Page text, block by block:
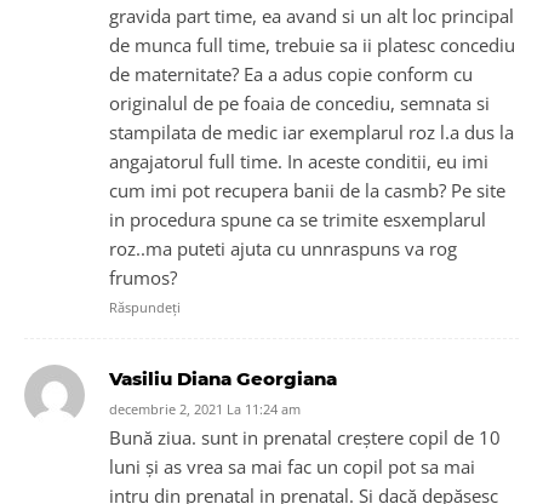
gravida part time, ea avand si un alt loc principal
de munca full time, trebuie sa ii platesc concediu
de maternitate? Ea a adus copie conform cu
originalul de pe foaia de concediu, semnata si
stampilata de medic iar exemplarul roz l.a dus la
angajatorul full time. In aceste conditii, eu imi
cum imi pot recupera banii de la casmb? Pe site
in procedura spune ca se trimite esxemplarul
roz..ma puteti ajuta cu unnraspuns va rog
frumos?
Răspundeți
Vasiliu Diana Georgiana
decembrie 2, 2021 La 11:24 am
Bună ziua. sunt in prenatal creștere copil de 10
luni și as vrea sa mai fac un copil pot sa mai
intru din prenatal in prenatal. Și dacă depășesc